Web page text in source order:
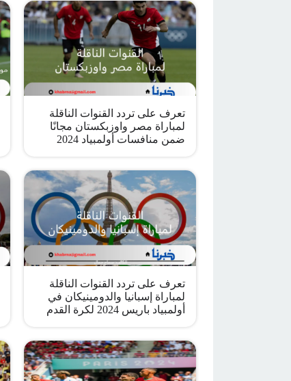
تعرف على تردد القنوات الناقلة
لمباراة مصر واوزبكستان مجانًا
ضمن منافسات أولمبياد 2024
تعرف على تردد القنوات الناقلة
لمباراة إسبانيا والدومينيكان في
أولمبياد باريس 2024 لكرة القدم